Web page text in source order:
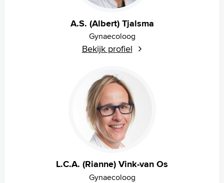
A.S. (Albert) Tjalsma
Gynaecoloog
Bekijk profiel
L.C.A. (Rianne) Vink-van Os
Gynaecoloog